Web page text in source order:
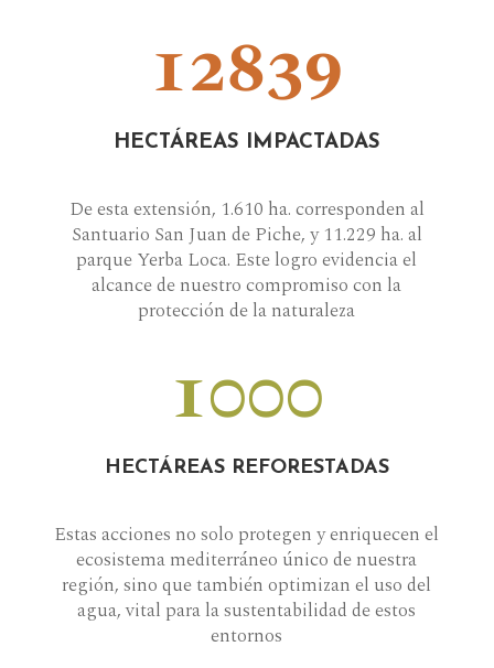
12839
HECTÁREAS IMPACTADAS
De esta extensión, 1.610 ha. corresponden al
Santuario San Juan de Piche, y 11.229 ha. al
parque Yerba Loca. Este logro evidencia el
alcance de nuestro compromiso con la
protección de la naturaleza
1000
HECTÁREAS REFORESTADAS
Estas acciones no solo protegen y enriquecen el
ecosistema mediterráneo único de nuestra
región, sino que también optimizan el uso del
agua, vital para la sustentabilidad de estos
entornos